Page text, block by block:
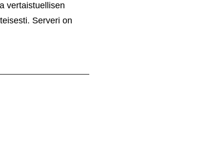
vertaistuellisen
Serveri on